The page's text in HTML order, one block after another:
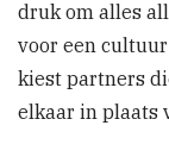
druk om alles
voor een
kiest partners
elkaar in plaats